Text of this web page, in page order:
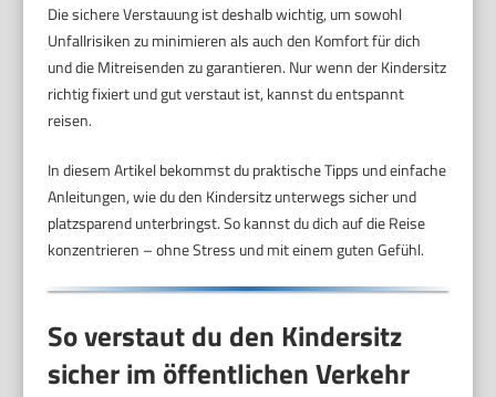
Die sichere Verstauung ist deshalb wichtig, um sowohl
Unfallrisiken zu minimieren als auch den Komfort für dich
und die Mitreisenden zu garantieren. Nur wenn der Kindersitz
richtig fixiert und gut verstaut ist, kannst du entspannt
reisen.
In diesem Artikel bekommst du praktische Tipps und einfache
Anleitungen, wie du den Kindersitz unterwegs sicher und
platzsparend unterbringst. So kannst du dich auf die Reise
konzentrieren – ohne Stress und mit einem guten Gefühl.
So verstaut du den Kindersitz
sicher im öffentlichen Verkehr